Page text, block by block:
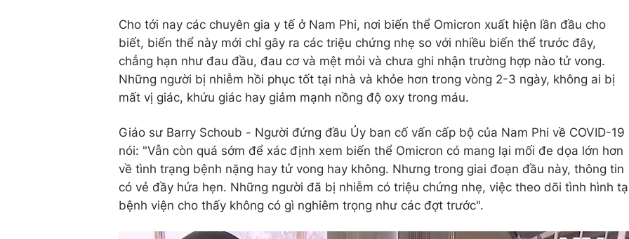
Cho tới nay các chuyên gia y tế ở Nam Phi, nơi biến thể Omicron xuất hiện lần đầu cho
biết, biến thể này mới chỉ gây ra các triệu chứng nhẹ so với nhiều biến thể trước đây,
chẳng hạn như đau đầu, đau cơ và mệt mỏi và chưa ghi nhận trường hợp nào tử vong.
Những người bị nhiễm hồi phục tốt tại nhà và khỏe hơn trong vòng 2-3 ngày, không ai bị
mất vị giác, khứu giác hay giảm mạnh nồng độ oxy trong máu.
Giáo sư Barry Schoub - Người đứng đầu Ủy ban cố vấn cấp bộ của Nam Phi về COVID-19
nói: "Vẫn còn quá sớm để xác định xem biến thể Omicron có mang lại mối đe dọa lớn hơn
về tình trạng bệnh nặng hay tử vong hay không. Nhưng trong giai đoạn đầu này, thông tin
có vẻ đầy hứa hẹn. Những người đã bị nhiễm có triệu chứng nhẹ, việc theo dõi tình hình
bệnh viện cho thấy không có gì nghiêm trọng như các đợt trước".